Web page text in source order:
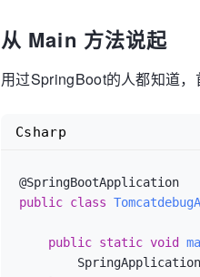
从 Main 方法说起
用过SpringBoot的人都知道
public class
public static void
Csharp